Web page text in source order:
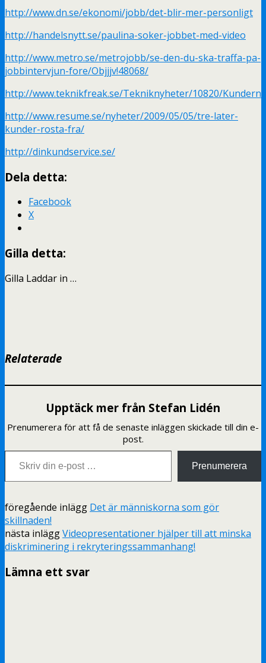
http://www.dn.se/ekonomi/jobb/det-blir-mer-personligt
http://handelsnytt.se/paulina-soker-jobbet-med-video
http://www.metro.se/metrojobb/se-den-du-ska-traffa-pa-
jobbintervjun-fore/Objjjv!48068/
http://www.teknikfreak.se/Tekniknyheter/10820/
http://www.resume.se/nyheter/2009/05/05/tre-later-
kunder-rosta-fra/
http://dinkundservice.se/
Dela detta:
Facebook
X
Gilla detta:
Gilla Laddar in …
Relaterade
Upptäck mer från Stefan Lidén
Prenumerera för att få de senaste inläggen skickade till din e-
post.
Skriv din e-post …
Prenumerera
föregående inlägg Det är människorna som gör
skillnaden!
nästa inläggVideopresentationer hjälper till att minska
diskriminering i rekryteringssammanhang!
Lämna ett svar